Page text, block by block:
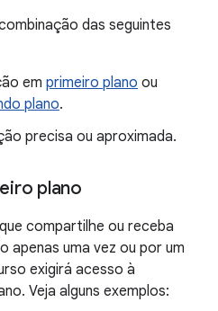
das seguintes
em primeiro plano ou
plano.
precisa ou aproximada.
plano
compartilhe ou receba
apenas uma vez ou por um
exigirá acesso à
Veja alguns exemplos: